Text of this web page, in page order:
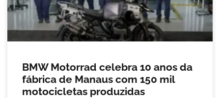
BMW Motorrad celebra 10 anos da
fábrica de Manaus com 150 mil
motocicletas produzidas